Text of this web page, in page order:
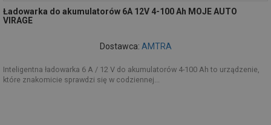
Ładowarka do akumulatorów 6A 12V 4-100 Ah MOJE AUTO
VIRAGE
Dostawca: AMTRA
Inteligentna ładowarka 6 A / 12 V do akumulatorów 4-100 Ah to urządzenie,
które znakomicie sprawdzi się w codziennej...